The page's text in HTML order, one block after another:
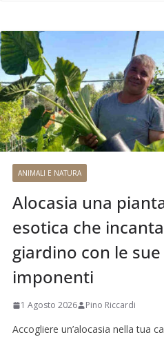
ANIMALI E NATURA
Alocasia una
esotica che
giardino con le
imponenti
1 Agosto 2026 Pino Riccardi
Accogliere un’alocasia nella tua